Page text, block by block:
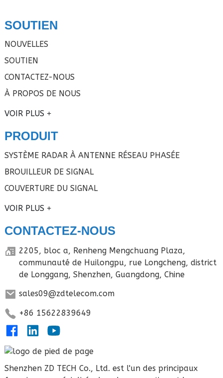
SOUTIEN
NOUVELLES
SOUTIEN
CONTACTEZ-NOUS
À PROPOS DE NOUS
VOIR PLUS
PRODUIT
SYSTÈME RADAR À ANTENNE RÉSEAU PHASÉE
BROUILLEUR DE SIGNAL
COUVERTURE DU SIGNAL
VOIR PLUS
CONTACTEZ-NOUS
2205, bloc a, Renheng Mengchuang Plaza,
communauté de Huilongpu, rue Longcheng, district
de Longgang, Shenzhen, Guangdong, Chine
sales09@zdtelecom.com
+86 15622839649
Shenzhen ZD TECH Co., Ltd. est l'un des principaux